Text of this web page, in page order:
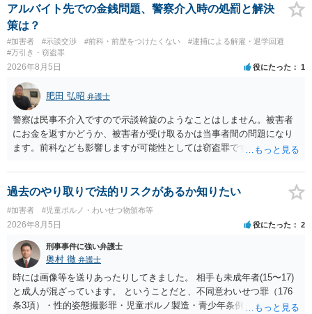
着や胸など強調したものではありません。」とありますが、少なくと
も捜査段階では性的姿態等撮影罪の被疑事実で逮捕勾留されるケース
が私の弁護経験では多くなった印象です（最終的には不起訴ないし各
都道府県の迷惑防止条例違反になることもあります）。2度としないこ
とをお勧めいたします。ご参考にしてください。
アルバイト先での金銭問題、警察介入時の処罰と解決
策は？
#加害者 #示談交渉 #前科・前歴をつけたくない
#逮捕による解雇・退学回避
#万引き・窃盗罪
2026年8月5日 役にたった 1
肥田 弘昭 弁護士
警察は民事不介入ですので示談斡旋のようなことはしません。被害者
にお金を返すかどうか、被害者が受け取るかは当事者間の問題になり
ます。前科なども影響しますが可能性としては窃盗罪ですので、逮捕
過去のやり取りで法的リスクがあるか知りたい
#加害者 #児童ポルノ・わいせつ物頒布等
2026年8月5日 役にたった 2
刑事事件に強い弁護士
奥村 徹 弁護士
時には画像等を送りあったりしてきました。 相手も未成年者(15〜17)
と成人が混ざっています。 ということだと、不同意わいせつ罪（176
条3項）・性的姿態撮影罪・児童ポルノ製造・青少年条例違反（わいせ